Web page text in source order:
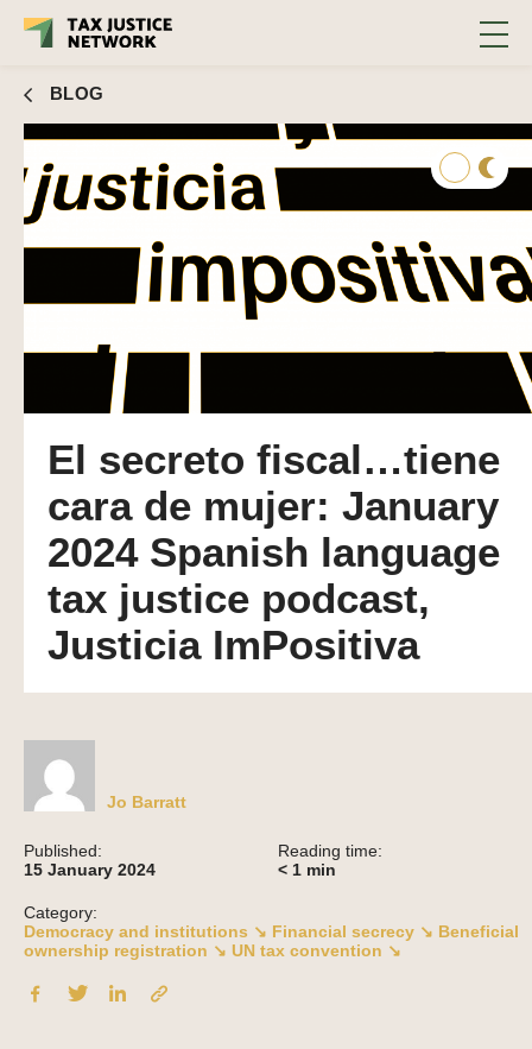
BLOG
El secreto fiscal…tiene
cara de mujer: January
2024 Spanish language
tax justice podcast,
Justicia ImPositiva
Jo Barratt
Published:
15 January 2024
Reading time:
< 1 min
Category:
Democracy and institutions ↘ Financial secrecy ↘ Beneficial
ownership registration ↘ UN tax convention ↘